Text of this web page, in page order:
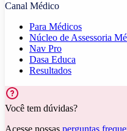
Canal Médico
Para Médicos
Núcleo de Assessoria
Nav Pro
Dasa Educa
Resultados
Você tem dúvidas?